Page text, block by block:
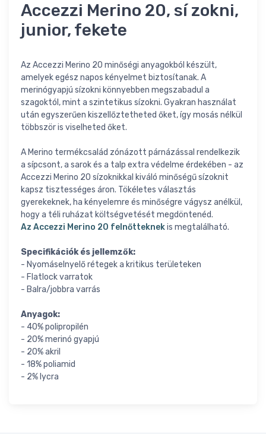
Accezzi Merino 20, sí zokni,
junior, fekete
Az Accezzi Merino 20 minőségi anyagokból készült,
amelyek egész napos kényelmet biztosítanak. A
merinógyapjú sízokni könnyebben megszabadul a
szagoktól, mint a szintetikus sízokni. Gyakran használat
után egyszerűen kiszellőztetheted őket, így mosás nélkül
többször is viselheted őket.
A Merino termékcsalád zónázott párnázással rendelkezik
a sípcsont, a sarok és a talp extra védelme érdekében - az
Accezzi Merino 20 sízoknikkal kiváló minőségű sízoknit
kapsz tisztességes áron. Tökéletes választás
gyerekeknek, ha kényelemre és minőségre vágysz anélkül,
hogy a téli ruházat költségvetését megdöntenéd.
Az Accezzi Merino 20 felnőtteknekis megtalálható.
Specifikációk és jellemzők:
- Nyomáselnyelő rétegek a kritikus területeken
- Flatlock varratok
- Balra/jobbra varrás
Anyagok:
- 40% polipropilén
- 20% merinó gyapjú
- 20% akril
- 18% poliamid
- 2% lycra